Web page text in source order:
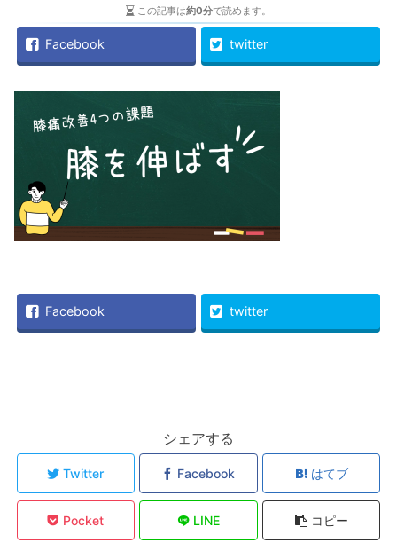
この記事は約0分で読めます。
Facebook twitter
Facebook twitter
シェアする
Twitter Facebook はてブ
Pocket LINE コピー